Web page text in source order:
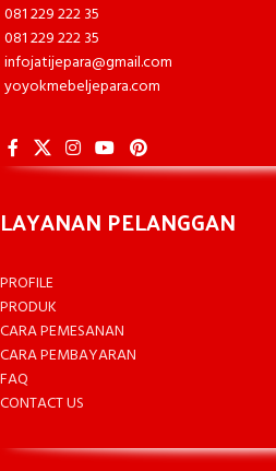
081 229 222 35
081 229 222 35
infojatijepara@gmail.com
yoyokmebeljepara.com
LAYANAN PELANGGAN
PROFILE
PRODUK
CARA PEMESANAN
CARA PEMBAYARAN
FAQ
CONTACT US